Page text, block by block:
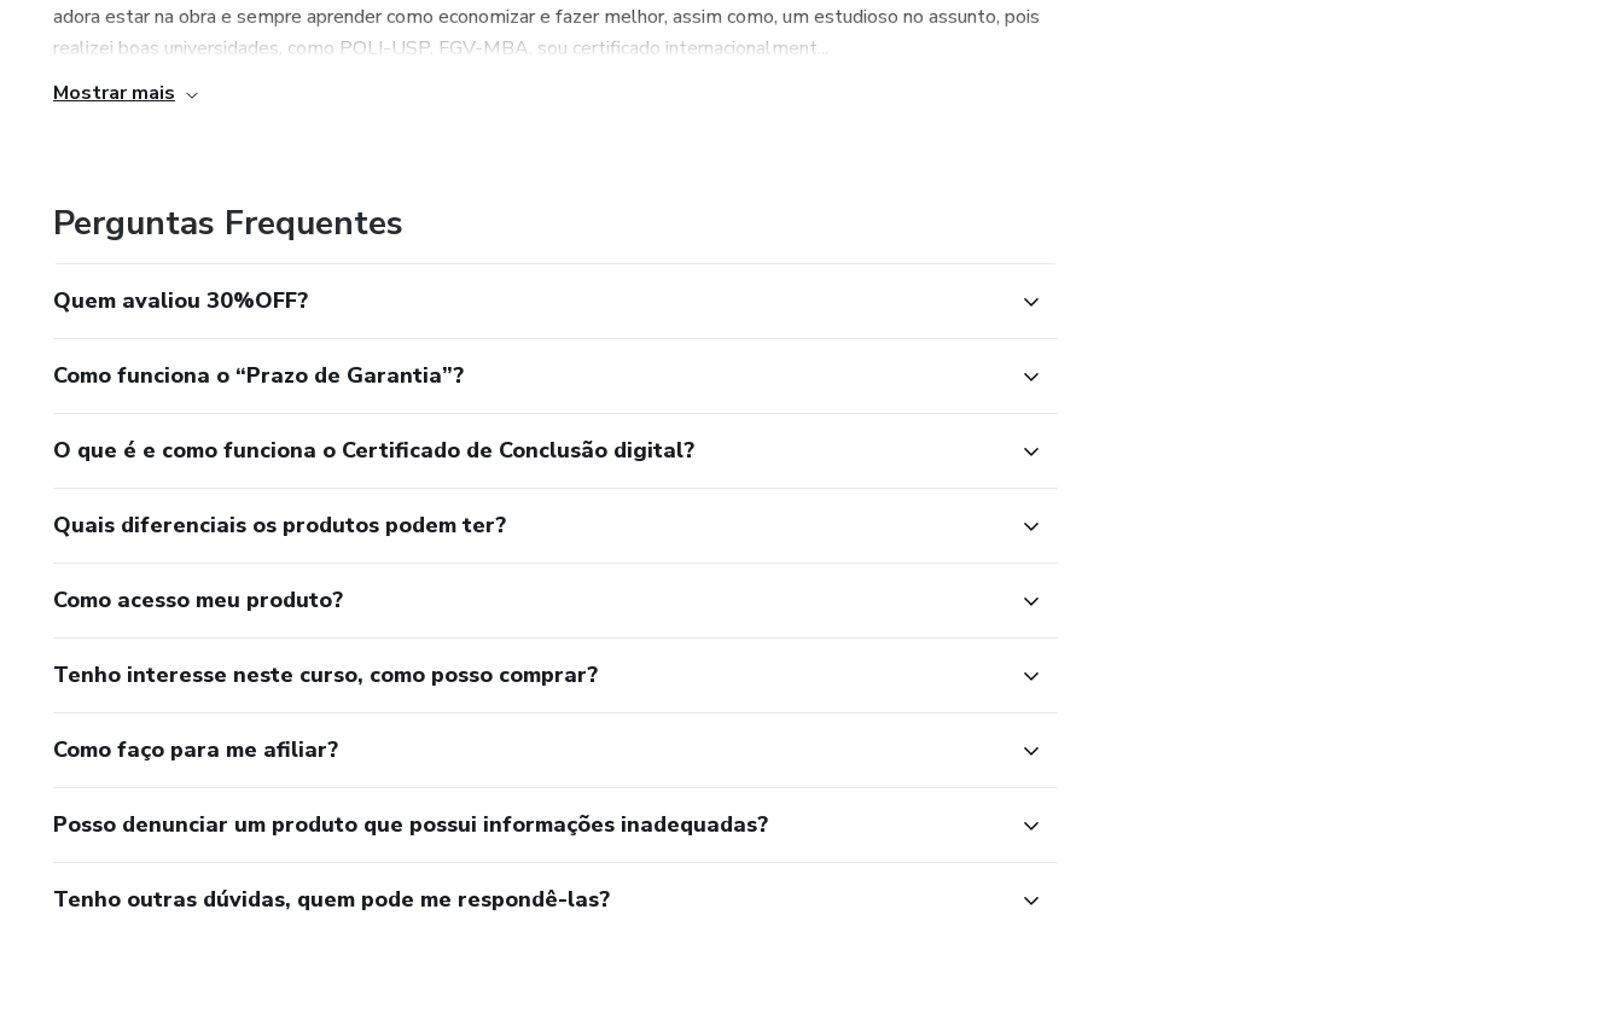
adora estar na obra e sempre aprender como economizar e fazer melhor, assim como, um estudioso no assunto, pois
realizei boas universidades, como POLI-USP, FGV-MBA, sou certificado internacionalment...
Mostrar mais
Perguntas Frequentes
Quem avaliou 30%OFF?
Como funciona o “Prazo de Garantia”?
O que é e como funciona o Certificado de Conclusão digital?
Quais diferenciais os produtos podem ter?
Como acesso meu produto?
Tenho interesse neste curso, como posso comprar?
Como faço para me afiliar?
Posso denunciar um produto que possui informações inadequadas?
Tenho outras dúvidas, quem pode me respondê-las?